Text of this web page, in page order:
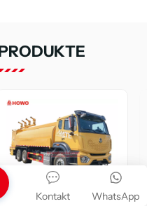
HOWO 8x4 TX 20000L
WhatsApp
Kontakt